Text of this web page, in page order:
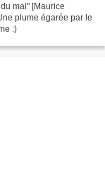
mal" [Maurice
plume égarée par le
:)